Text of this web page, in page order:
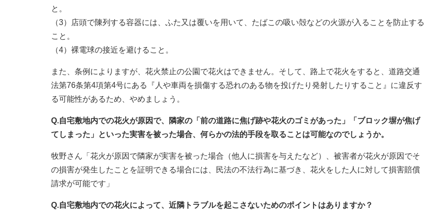
と。
（3）店頭で陳列する容器には、ふた又は覆いを用いて、たばこの吸い殻などの火源が入ることを防止する
こと。
（4）裸電球の接近を避けること。
また、条例によりますが、花火禁止の公園で花火はできません。そして、路上で花火をすると、道路交通
法第76条第4項第4号にある『人や車両を損傷する恐れのある物を投げたり発射したりすること』に違反す
る可能性があるため、やめましょう。
Q.自宅敷地内での花火が原因で、隣家の「前の道路に焦げ跡や花火のゴミがあった」「ブロック塀が焦げ
てしまった」といった実害を被った場合、何らかの法的手段を取ることは可能なのでしょうか。
牧野さん「花火が原因で隣家が実害を被った場合（他人に損害を与えたなど）、被害者が花火が原因でそ
の損害が発生したことを証明できる場合には、民法の不法行為に基づき、花火をした人に対して損害賠償
請求が可能です」
Q.自宅敷地内での花火によって、近隣トラブルを起こさないためのポイントはありますか？